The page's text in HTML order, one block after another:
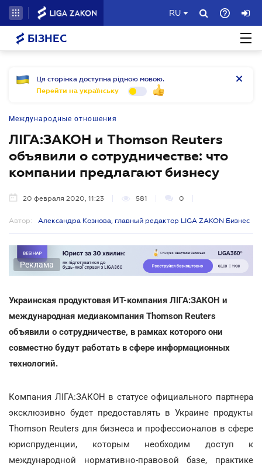
RU
БІЗНЕС
Ця сторінка доступна рідною мовою.
Перейти на українську
Международные отношения
ЛІГА:ЗАКОН и Thomson Reuters
объявили о сотрудничестве: что
компании предлагают бизнесу
20 февраля 2020, 11:23 581 0
Автор: Александра Кознова, главный редактор LIGA ZAKON Бизнес
Реклама
Украинская продуктовая ИТ-компания ЛІГА:ЗАКОН и
международная медиакомпания Thomson Reuters
объявили о сотрудничестве, в рамках которого они
совместно будут работать в сфере информационных
технологий.
Компания ЛІГА:ЗАКОН в статусе официального партнера
эксклюзивно будет предоставлять в Украине продукты
Thomson Reuters для бизнеса и профессионалов в сфере
юриспруденции, которым необходим доступ к
международной нормативно-правовой базе, практике